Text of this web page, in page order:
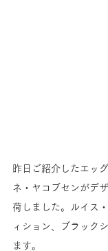
昨日ご紹介したエッ
ネ・ヤコブセンがデ
荷しました。ルイス
ィション、ブラック
ます。